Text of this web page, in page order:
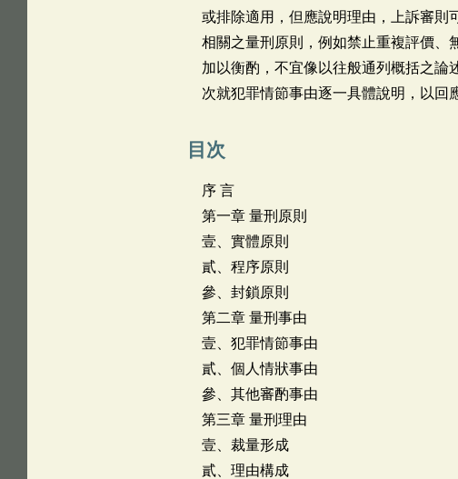
或排除適用，但應說明理由，上訴審則
相關之量刑原則，例如禁止重複評價、
加以衡酌，不宜像以往般通列概括之論
次就犯罪情節事由逐一具體說明，以回
目次
序 言
第一章 量刑原則
壹、實體原則
貳、程序原則
參、封鎖原則
第二章 量刑事由
壹、犯罪情節事由
貳、個人情狀事由
參、其他審酌事由
第三章 量刑理由
壹、裁量形成
貳、理由構成